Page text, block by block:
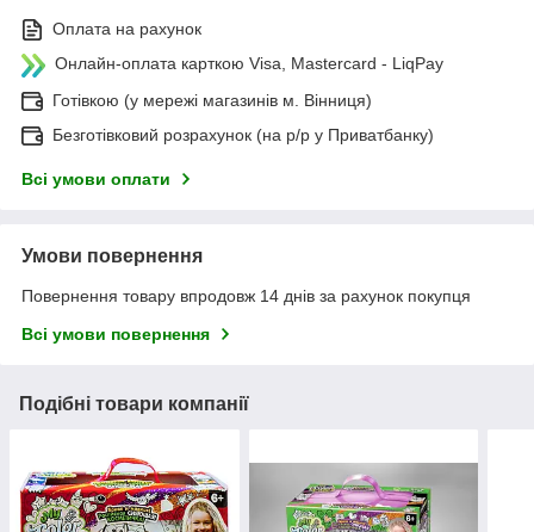
Оплата на рахунок
Онлайн-оплата карткою Visa, Mastercard - LiqPay
Готівкою (у мережі магазинів м. Вінниця)
Безготівковий розрахунок (на р/р у Приватбанку)
Всі умови оплати
Умови повернення
Повернення товару впродовж 14 днів за рахунок покупця
Всі умови повернення
Подібні товари компанії